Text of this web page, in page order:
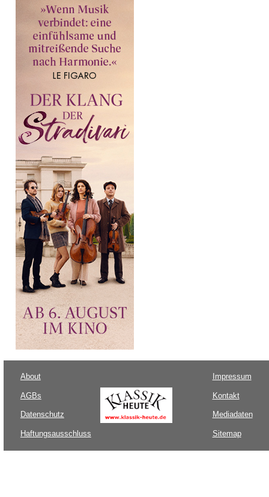
About
AGBs
Datenschutz
Haftungsausschluss
Impressum
Kontakt
Mediadaten
Sitemap